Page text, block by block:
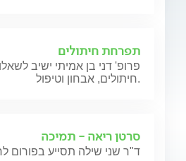
תפרחת חיתולים
פרופ' דני בן אמיתי ישיב
חיתולים, אבחון וטיפול.
סרטן ריאה - תמיכה
ד"ר שני שילה תסייע בפורום